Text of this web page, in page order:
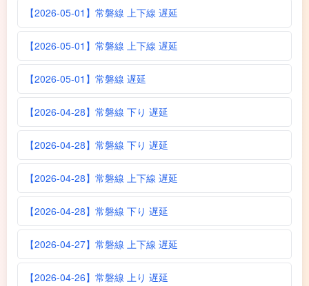
【2026-05-01】常磐線 上下線 遅延
【2026-05-01】常磐線 上下線 遅延
【2026-05-01】常磐線 遅延
【2026-04-28】常磐線 下り 遅延
【2026-04-28】常磐線 下り 遅延
【2026-04-28】常磐線 上下線 遅延
【2026-04-28】常磐線 下り 遅延
【2026-04-27】常磐線 上下線 遅延
【2026-04-26】常磐線 上り 遅延